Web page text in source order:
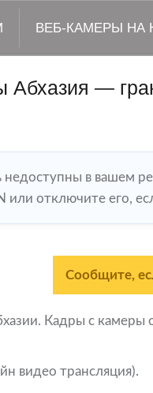
ВЕБ-КАМЕРЫ НА
Абхазия —
в вашем
или отключите его,
Сообщите,
Кадры с камеры
видео трансляция).